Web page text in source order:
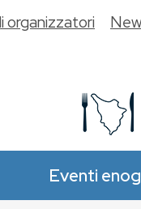
Eventi
organizzatori